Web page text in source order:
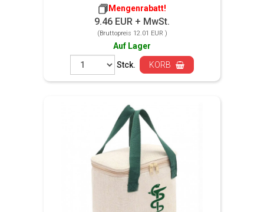
Mengenrabatt!
9.46 EUR + MwSt.
(Bruttopreis 12.01 EUR )
Auf Lager
Stck.
KORB